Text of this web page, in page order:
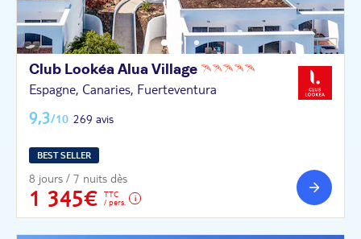
Club Lookéa Alua Village
Espagne, Canaries, Fuerteventura
9,3/10 269 avis
BEST SELLER
8 jours / 7 nuits dès
1 345€
TTC
/ pers.